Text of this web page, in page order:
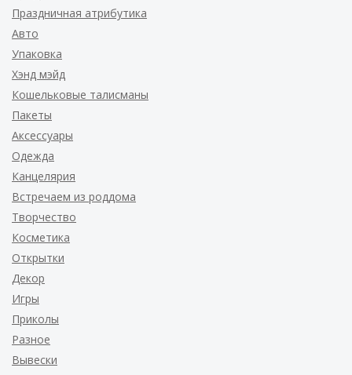
Праздничная атрибутика
Авто
Упаковка
Хэнд мэйд
Кошельковые талисманы
Пакеты
Аксессуары
Одежда
Канцелярия
Встречаем из роддома
Творчество
Косметика
Открытки
Декор
Игры
Приколы
Разное
Вывески